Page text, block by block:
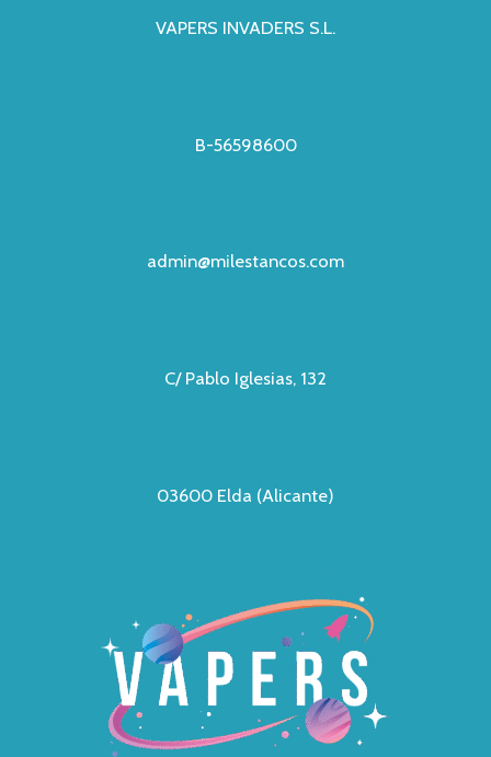
VAPERS INVADERS S.L.
B-56598600
admin@milestancos.com
C/ Pablo Iglesias, 132
03600 Elda (Alicante)